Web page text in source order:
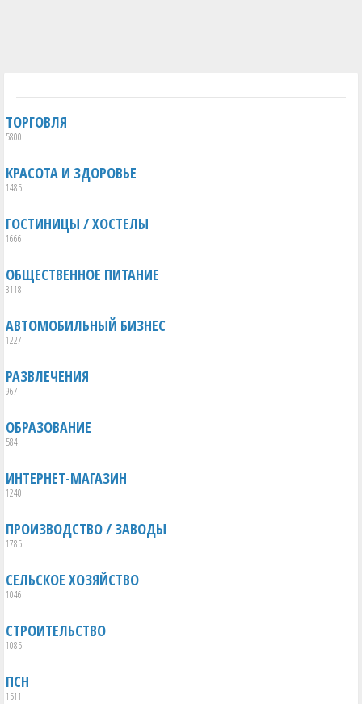
ТОРГОВЛЯ
5800
КРАСОТА И ЗДОРОВЬЕ
1485
ГОСТИНИЦЫ / ХОСТЕЛЫ
1666
ОБЩЕСТВЕННОЕ ПИТАНИЕ
3118
АВТОМОБИЛЬНЫЙ БИЗНЕС
1227
РАЗВЛЕЧЕНИЯ
967
ОБРАЗОВАНИЕ
584
ИНТЕРНЕТ-МАГАЗИН
1240
ПРОИЗВОДСТВО / ЗАВОДЫ
1785
СЕЛЬСКОЕ ХОЗЯЙСТВО
1046
СТРОИТЕЛЬСТВО
1085
ПСН
1511